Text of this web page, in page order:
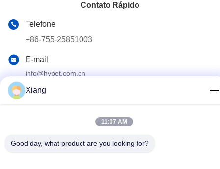
Contato Rápido
Telefone
+86-755-25851003
E-mail
info@hypet.com.cn
Endereço
Sala 2205 Edifício 4 da Rua BAGUA, SHENZHEN, CHINA
Xiang
11:07 AM
Good day, what product are you looking for?